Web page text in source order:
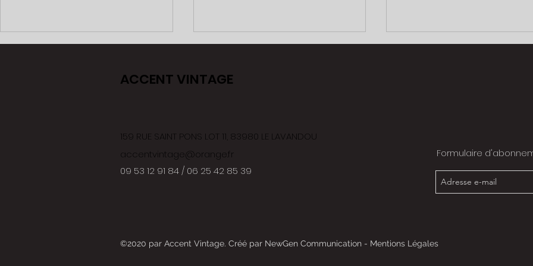
SABLAGE / Porsche 901 /01 1965
ACCENT VINTAGE
159 RUE SAINT PONS LOT 11, 83980 LE LAVANDOU
accentvintage@orange.fr
09 53 12 91 84 / 06 25 42 85 39
Formulaire
©2020 par Accent Vintage. Créé par NewGen Communication - Mentions Légales